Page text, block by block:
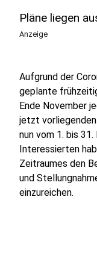
Pläne liegen
Anzeige
Aufgrund der
geplante
Ende November
jetzt
nun vom 1. bis
Interessierten
Zeitraumes den
und
einzureichen.